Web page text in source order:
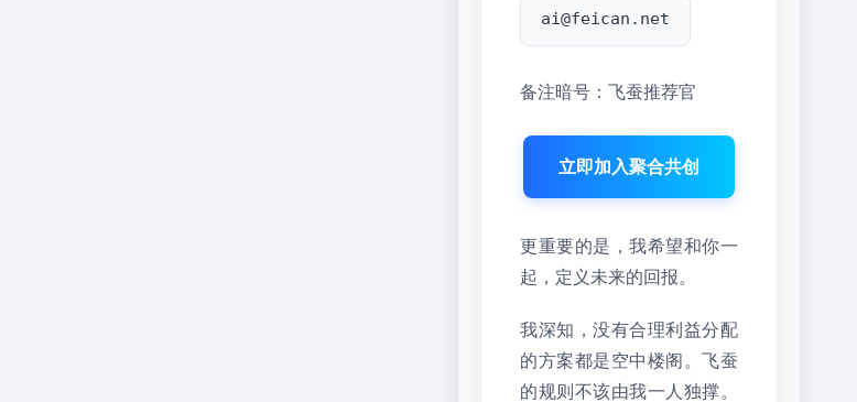
ai@feican.net
备注暗号：飞蚕推荐官
立即加入聚合共创
更重要的是，我希望和你一
起，定义未来的回报。
我深知，没有合理利益分配
的方案都是空中楼阁。飞蚕
的规则不该由我一人独撑。